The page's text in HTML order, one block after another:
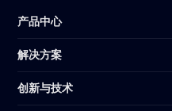
产品中心
解决方案
创新与技术